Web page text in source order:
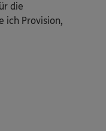
die
ich Provision,